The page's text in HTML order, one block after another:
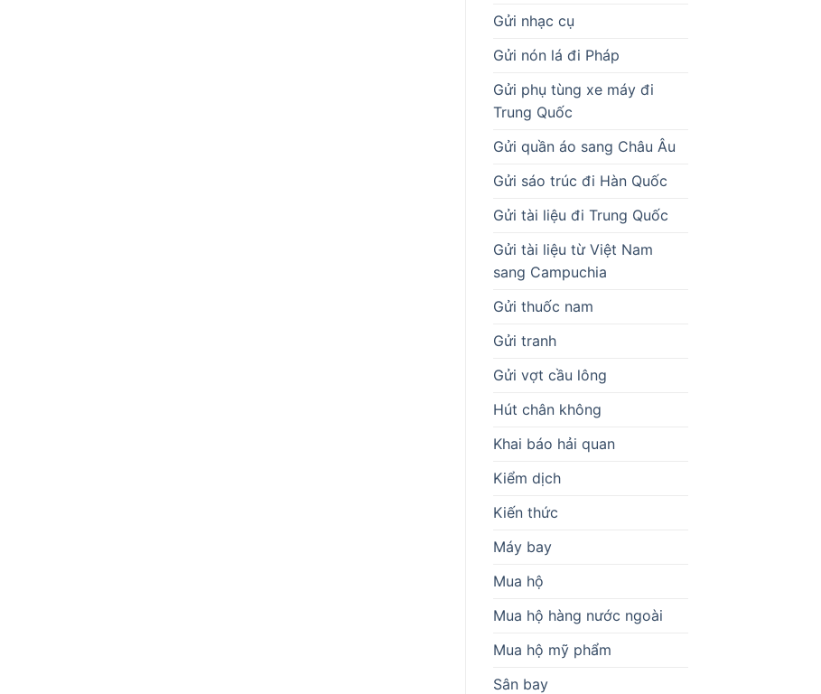
Gửi nhạc cụ
Gửi nón lá đi Pháp
Gửi phụ tùng xe máy đi
Trung Quốc
Gửi quần áo sang Châu Âu
Gửi sáo trúc đi Hàn Quốc
Gửi tài liệu đi Trung Quốc
Gửi tài liệu từ Việt Nam
sang Campuchia
Gửi thuốc nam
Gửi tranh
Gửi vợt cầu lông
Hút chân không
Khai báo hải quan
Kiểm dịch
Kiến thức
Máy bay
Mua hộ
Mua hộ hàng nước ngoài
Mua hộ mỹ phẩm
Sân bay